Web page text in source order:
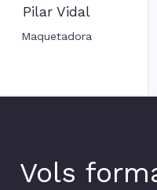
Pilar Vidal
Maquetadora
Vols